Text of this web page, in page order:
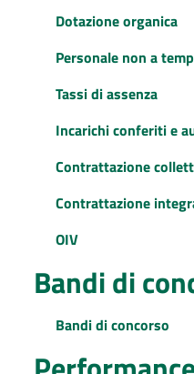
Dotazione organica
Personale non a
Tassi di assenza
Incarichi conferiti e
Contrattazione
Contrattazione
OIV
Bandi di
Bandi di concorso